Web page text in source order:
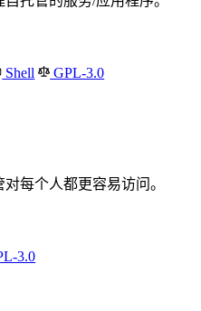
Shell GPL-3.0
每个人都更容易访问。
3.0